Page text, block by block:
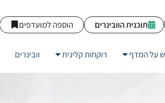
הוספה למועדפים תוכנית הוובינרים
על המדף רוקחות קלינית וובינרים